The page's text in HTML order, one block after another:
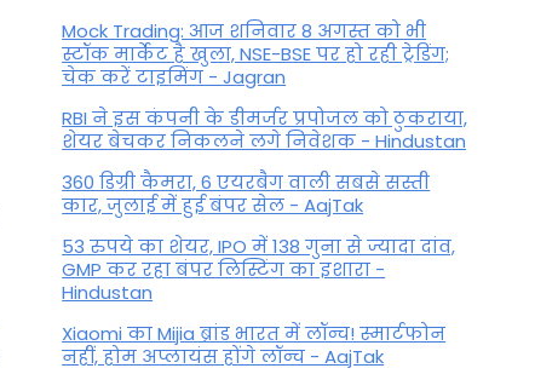
Mock Trading: आज शनिवार 8 अगस्त को भी
स्टॉक मार्केट है खुला, NSE-BSE पर हो रही ट्रेडिंग;
चेक करें टाइमिंग - Jagran
RBI ने इस कंपनी के डीमर्जर प्रपोजल को ठुकराया,
शेयर बेचकर निकलने लगे निवेशक - Hindustan
360 डिग्री कैमरा, 6 एयरबैग वाली सबसे सस्ती
कार, जुलाई में हुई बंपर सेल - AajTak
53 रुपये का शेयर, IPO में 138 गुना से ज्यादा दांव,
GMP कर रहा बंपर लिस्टिंग का इशारा -
Hindustan
Xiaomi का Mijia ब्रांड भारत में लॉन्च! स्मार्टफोन
नहीं, होम अप्लायंस होंगे लॉन्च - AajTak